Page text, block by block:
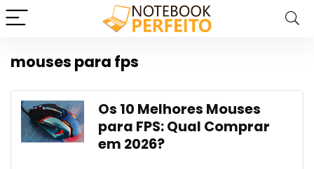
mouses para fps
Os 10 Melhores Mouses
para FPS: Qual Comprar
em 2026?